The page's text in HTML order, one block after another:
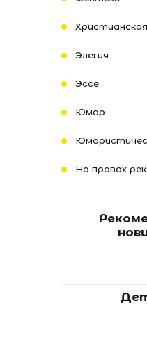
Элегия
Эссе
Юмор
На правах